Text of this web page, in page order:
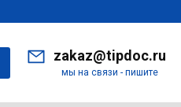
zakaz@tipdoc.ru
мы на связи - пишите